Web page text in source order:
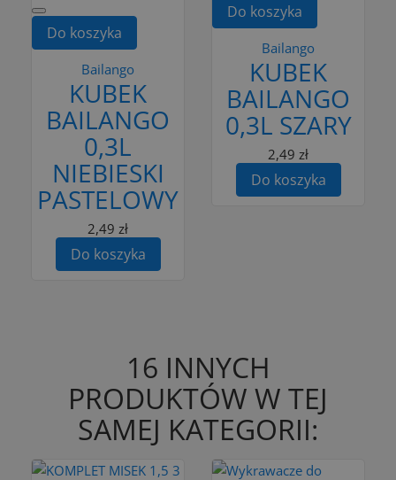
Do koszyka
Bailango
KUBEK
BAILANGO
0,3L
NIEBIESKI
PASTELOWY
2,49 zł
Do koszyka
Do koszyka
Bailango
KUBEK
BAILANGO
0,3L SZARY
2,49 zł
Do koszyka
16 INNYCH
PRODUKTÓW W TEJ
SAMEJ KATEGORII: